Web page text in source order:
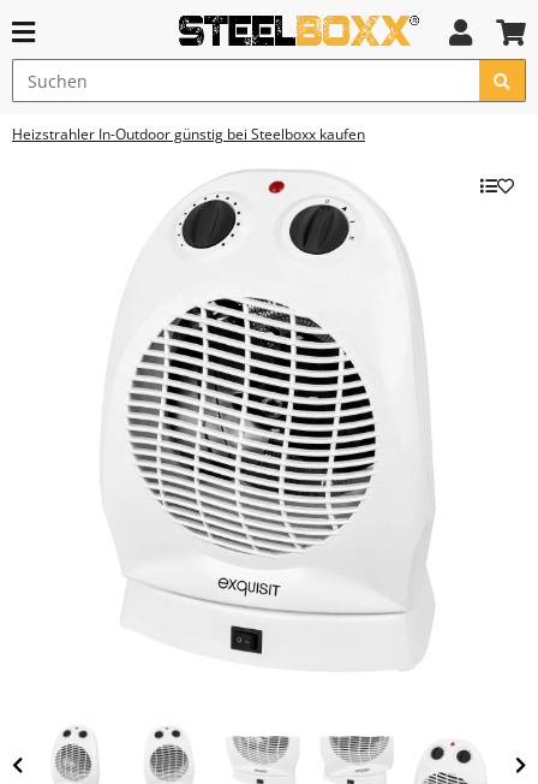
Heizstrahler In-Outdoor günstig bei Steelboxx kaufen